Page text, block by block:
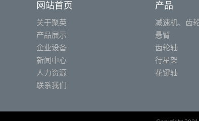
网站首页
关于聚英
产品展示
企业设备
新闻中心
人力资源
联系我们
产品
减速机、齿
悬臂
齿轮轴
行星架
花键轴